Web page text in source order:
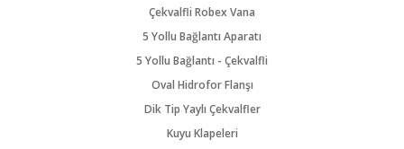
Çekvalfli Robex Vana
5 Yollu Bağlantı Aparatı
5 Yollu Bağlantı - Çekvalfli
Oval Hidrofor Flanşı
Dik Tip Yaylı Çekvalfler
Kuyu Klapeleri